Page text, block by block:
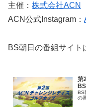
主催： 株式会社ACN
ACN公式Instagram：
BS朝日の番組サイト
第
BS
の